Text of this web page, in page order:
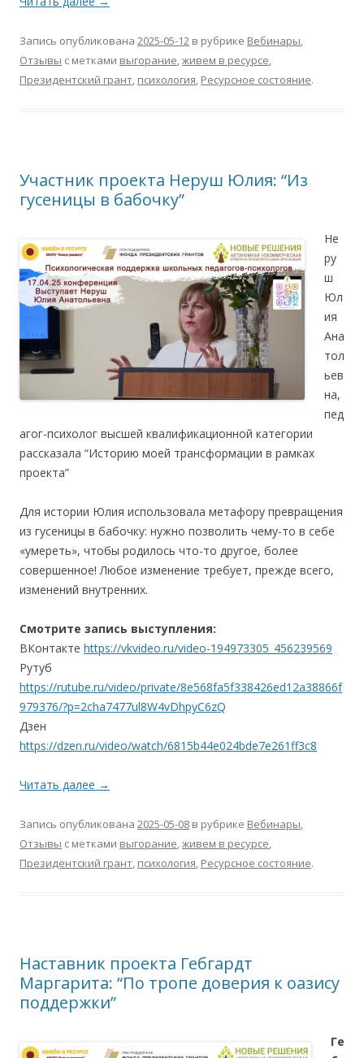
Запись опубликована 2025-05-12 в рубрике Вебинары,
Отзывы с метками выгорание,живем в ресурсе,
Президентский грант, психология, Ресурсное состояние.
Участник проекта Неруш Юлия: “Из
гусеницы в бабочку”
Не
ру
ш
Юл
ия
Ана
тол
ьев
на,
пед
агог-психолог высшей квалификационной категории
рассказала “Историю моей трансформации в рамках
проекта”
Для истории Юлия использовала метафору превращения
из гусеницы в бабочку: нужно позволить чему-то в себе
«умереть», чтобы родилось что-то другое, более
совершенное! Любое изменение требует, прежде всего,
изменений внутренних.
Смотрите запись выступления:
ВКонтакте https://vkvideo.ru/video-194973305_456239569
Рутуб
https://rutube.ru/video/private/8e568fa5f338426ed12a38866f
979376/?p=2cha7477ul8W4vDhpyC6zQ
Дзен
https://dzen.ru/video/watch/6815b44e024bde7e261ff3c8
Читать далее →
Запись опубликована 2025-05-08 в рубрике Вебинары,
Отзывы с метками выгорание,живем в ресурсе,
Президентский грант, психология, Ресурсное состояние.
Наставник проекта Гебгардт
Маргарита: “По тропе доверия к оазису
поддержки”
Ге